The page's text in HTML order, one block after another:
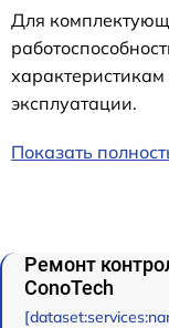
Для
эксплуатации.
Показать
Ремонт
ConoTech